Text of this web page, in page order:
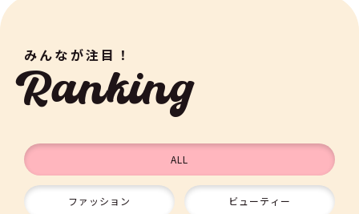
みんなが注目！
Ranking
ALL
ファッション ビューティー